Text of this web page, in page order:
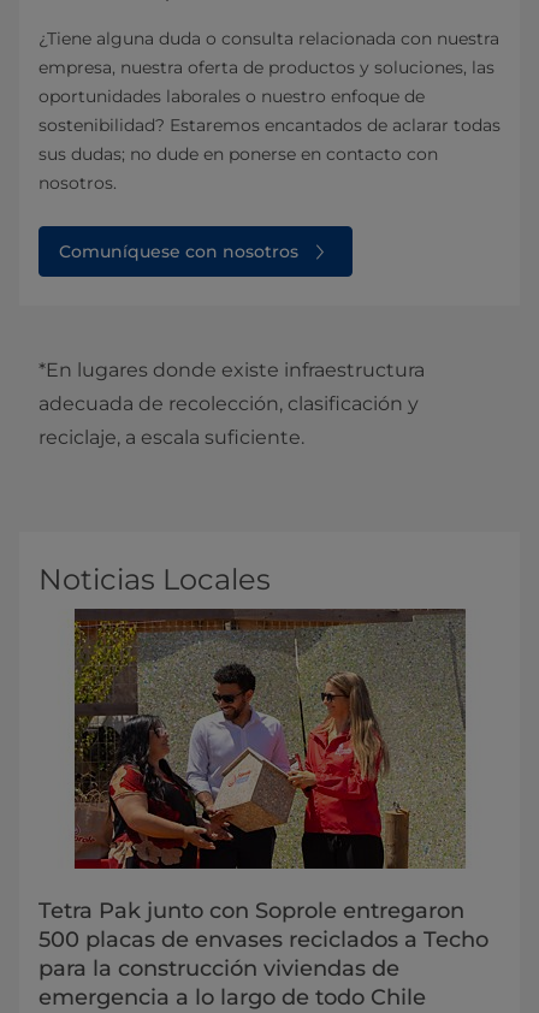
¿Tiene alguna duda o consulta relacionada con nuestra
empresa, nuestra oferta de productos y soluciones, las
oportunidades laborales o nuestro enfoque de
sostenibilidad? Estaremos encantados de aclarar todas
sus dudas; no dude en ponerse en contacto con
nosotros.
Comuníquese con nosotros
*En lugares donde existe infraestructura
adecuada de recolección, clasificación y
reciclaje, a escala suficiente.
Noticias Locales
Tetra Pak junto con Soprole entregaron
500 placas de envases reciclados a Techo
para la construcción viviendas de
emergencia a lo largo de todo Chile